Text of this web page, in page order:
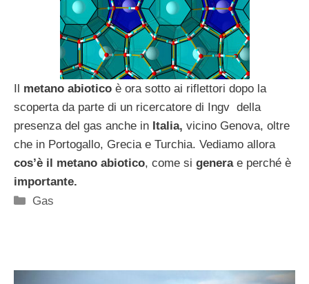
metano abiotico è ora sotto ai riflettori dopo la
scoperta da parte di un ricercatore di Ingv della
presenza del gas anche in Italia, vicino Genova, oltre
che in Portogallo, Grecia e Turchia. Vediamo allora
cos’è il metano abiotico, come si generae perché è
importante.
Categorie
Gas